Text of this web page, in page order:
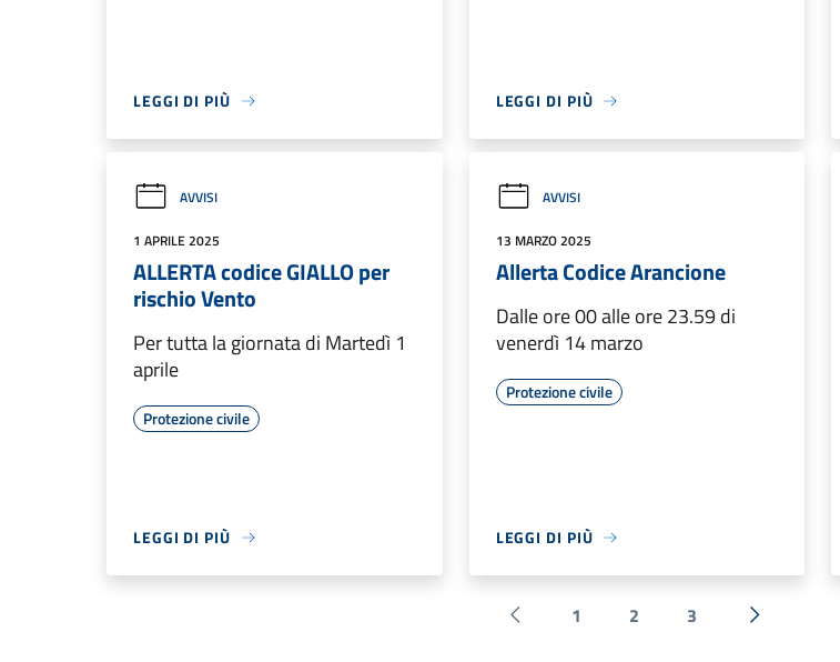
LEGGI DI PIÙ LEGGI DI PIÙ
AVVISI
1 APRILE 2025
ALLERTA codice GIALLO per
rischio Vento
Per tutta la giornata di Martedì 1
aprile
Protezione civile
LEGGI DI PIÙ
AVVISI
13 MARZO 2025
Allerta Codice Arancione
Dalle ore 00 alle ore 23.59 di
venerdì 14 marzo
Protezione civile
LEGGI DI PIÙ
Pagina precedente
1 2 3
Successiva »